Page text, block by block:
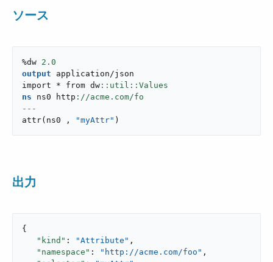
ソース
%dw 2.0
output
application/json
import * from dw
ns ns0 http
---
attr( ns0 , "myAttr" )
出力
{
"kind" : "Attribute" ,
"namespace" : "http://acme.com/foo" ,